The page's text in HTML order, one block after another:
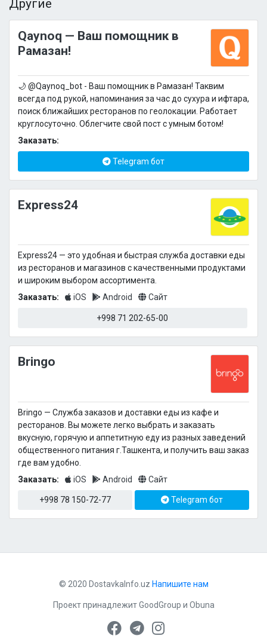
Другие
Qaynoq — Ваш помощник в
Рамазан!
🌙 @Qaynoq_bot - Ваш помощник в Рамазан! Таквим
всегда под рукой, напоминания за час до сухура и ифтара,
поиск ближайших ресторанов по геолокации. Работает
круглосуточно. Облегчите свой пост с умным ботом!
Заказать:
Telegram бот
Express24
Express24 — это удобная и быстрая служба доставки еды
из ресторанов и магазинов с качественными продуктами
и широким выбором ассортимента.
Заказать:
iOS Android Сайт
+998 71 202-65-00
Bringo
Bringo — Cлужба заказов и доставки еды из кафе и
ресторанов. Вы можете легко выбрать и заказать
вкусную, горячую и аппетитную еду из разных заведений
общественного питания г.Ташкента, и получить ваш заказ
где вам удобно.
Заказать:
iOS Android Сайт
+998 78 150-72-77 Telegram бот
© 2020 DostavkaInfo.uz Напишите нам
Проект принадлежитGoodGroup и Obuna